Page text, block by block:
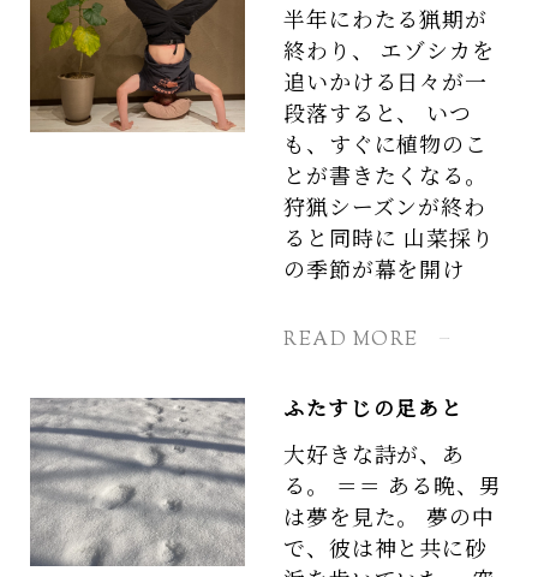
半年にわたる猟期が
終わり、 エゾシカを
追いかける日々が一
段落すると、 いつ
も、すぐに植物のこ
とが書きたくなる。
狩猟シーズンが終わ
ると同時に 山菜採り
の季節が幕を開け
READ MORE
ふたすじの足あと
大好きな詩が、あ
る。 ＝＝ ある晩、男
は夢を見た。 夢の中
で、彼は神と共に砂